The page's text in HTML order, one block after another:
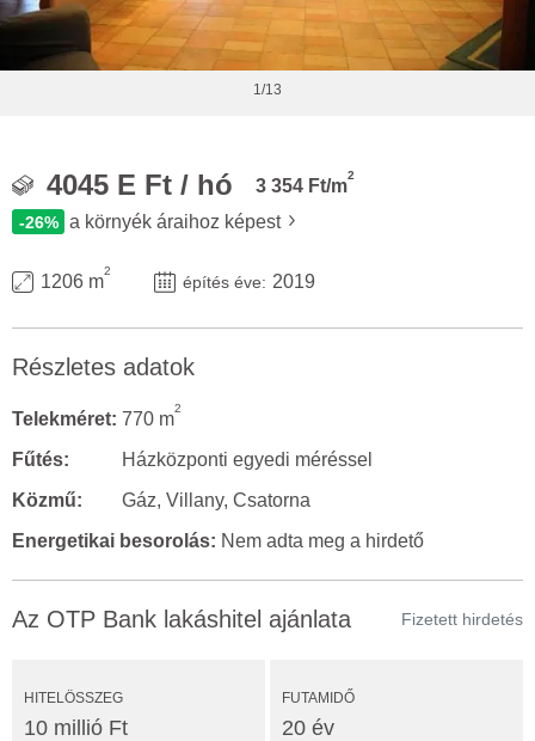
1/13
4045 E Ft / hó 3 354 Ft/m
2
-26% a környék áraihoz képest
1206 m
2
építés éve: 2019
Részletes adatok
Telekméret: 770 m
2
Fűtés:
Házközponti egyedi méréssel
Közmű:
Gáz, Villany, Csatorna
Energetikai besorolás: Nem adta meg a hirdető
Az OTP Bank lakáshitel ajánlata Fizetett hirdetés
HITELÖSSZEG
10 millió Ft
FUTAMIDŐ
20 év